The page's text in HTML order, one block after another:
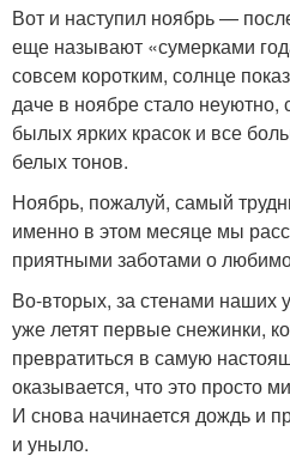
Вот и наступил ноябрь —
еще называют «сумерками
совсем коротким, солнце
даче в ноябре стало неуютно,
былых ярких красок и все
белых тонов.
Ноябрь, пожалуй, самый
именно в этом месяце мы
приятными заботами о
Во-вторых, за стенами наших
уже летят первые снежинки,
превратиться в самую
оказывается, что это просто
И снова начинается дождь и
и уныло.